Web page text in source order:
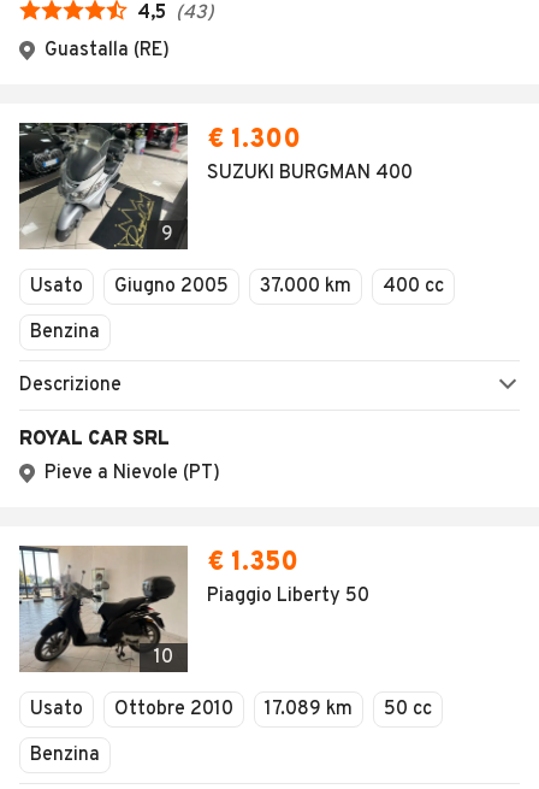
4,5 (43)
Guastalla (RE)
9
€ 1.300
SUZUKI BURGMAN 400
Usato Giugno 2005 37.000 km
400 cc
Benzina
Descrizione
ROYAL CAR SRL
Pieve a Nievole (PT)
10
€ 1.350
Piaggio Liberty 50
Usato Ottobre 2010 17.089 km
50 cc
Benzina